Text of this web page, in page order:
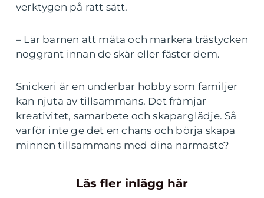
verktygen på rätt sätt.
– Lär barnen att mäta och markera trästycken
noggrant innan de skär eller fäster dem.
Snickeri är en underbar hobby som familjer
kan njuta av tillsammans. Det främjar
kreativitet, samarbete och skaparglädje. Så
varför inte ge det en chans och börja skapa
minnen tillsammans med dina närmaste?
Läs fler inlägg här